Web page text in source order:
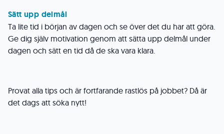
Sätt upp delmål
Ta lite tid i början av dagen och se över det du har att göra.
Ge dig själv motivation genom att sätta upp delmål under
dagen och sätt en tid då de ska vara klara.
Provat alla tips och är fortfarande rastlös på jobbet? Då är
det dags att söka nytt!